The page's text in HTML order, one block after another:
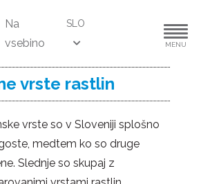
Na
vsebino
SLO
MENU
vrste rastlin
vrste so v Sloveniji splošno
medtem ko so druge
Slednje so skupaj z